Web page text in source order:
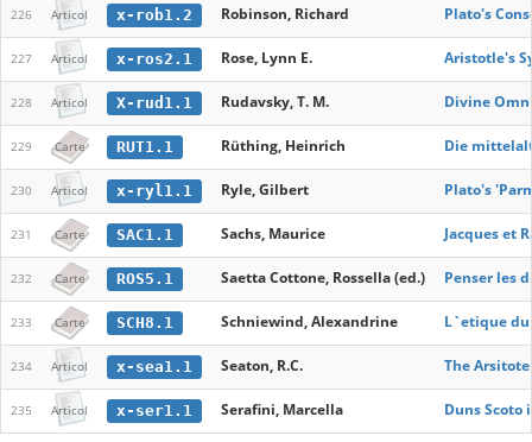
226 Articol x-rob1.2 Robinson, Richard Plato's
227 Articol x-ros2.1 Rose, Lynn E. Aristotle's
228 Articol X-rud1.1 Rudavsky, T. M. Divine
229 Carte RUT1.1 Rüthing, Heinrich Die
230 Articol x-ryl1.1 Ryle, Gilbert Plato's
231 Carte SAC1.1 Sachs, Maurice Jacques et
232 Carte ROS5.1 Saetta Cottone, Rossella (ed.) Penser les
233 Carte SCH8.1 Schniewind, Alexandrine L`etique du
234 Articol x-sea1.1 Seaton, R.C. The
235 Articol x-ser1.1 Serafini, Marcella Duns